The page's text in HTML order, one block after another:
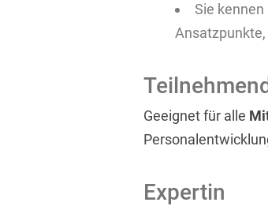
Sie
Geeignet für alle
Expertin